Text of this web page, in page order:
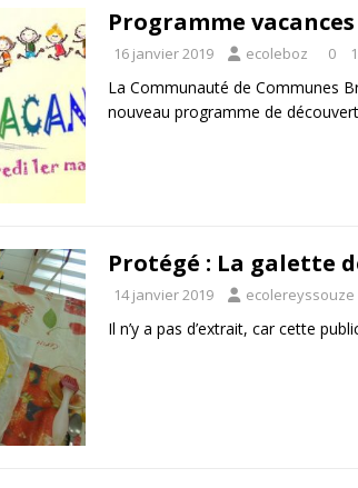
Programme
16 janvier 2019 ecoleboz 0
La Communauté de Communes
nouveau programme de
Protégé : La galette
14 janvier 2019 ecolereyssouze
Il n’y a pas d’extrait, car cette